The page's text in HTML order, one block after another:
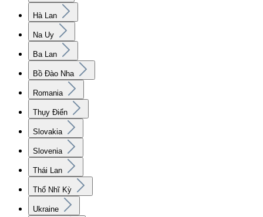
Hà Lan
Na Uy
Ba Lan
Bồ Đào Nha
Romania
Thụy Điển
Slovakia
Slovenia
Thái Lan
Thổ Nhĩ Kỳ
Ukraine